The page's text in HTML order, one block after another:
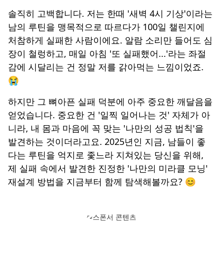
솔직히 고백합니다. 저는 한때 '새벽 4시 기상'이라는
남의 루틴을 맹목적으로 따르다가 100일 챌린지에
처참하게 실패한 사람이에요. 알람 소리만 들어도 심
장이 철렁하고, 매일 아침 '또 실패했어...'라는 좌절
감에 시달리는 건 정말 저를 갉아먹는 느낌이었죠.
😭
하지만 그 뼈아픈 실패 덕분에 아주 중요한 깨달음을
얻었습니다. 중요한 건 '일찍 일어나는 것' 자체가 아
니라, 내 몸과 마음에 꼭 맞는 '나만의 성공 법칙'을
발견하는 것이더라고요. 2025년인 지금, 남들이 좋
다는 루틴을 억지로 좇느라 지쳐있는 당신을 위해,
제 실패 속에서 발견한 진정한 '나만의 미라클 모닝'
재설계 방법을 지금부터 함께 탐색해볼까요? 😊
스폰서 콘텐츠